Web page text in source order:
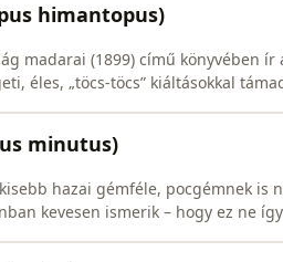
himantopus)
madarai (1899) című könyvében
éles, „töcs-töcs” kiáltásokkal
minutus)
hazai gémféle, pocgémnek is
kevesen ismerik – hogy ez ne